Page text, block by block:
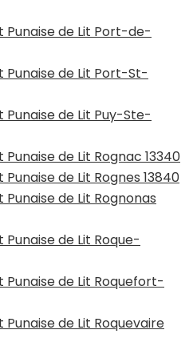
de Lit Port-de-
de Lit Port-St-
de Lit Puy-Ste-
de Lit Rognac 13340
de Lit Rognes 13840
de Lit Rognonas
de Lit Roque-
de Lit Roquefort-
de Lit Roquevaire